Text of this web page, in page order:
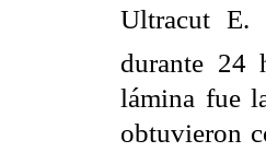
Ultracut E.
durante 24
lámina fue
obtuvieron